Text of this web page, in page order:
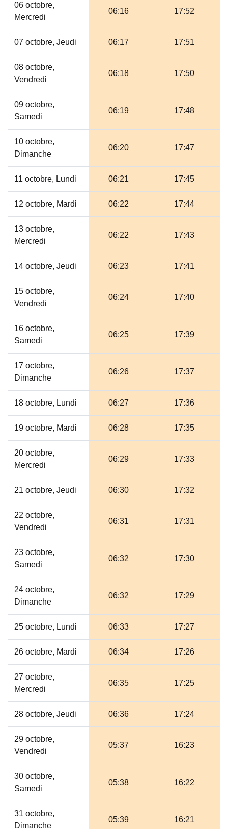
06 octobre,
Mercredi
06:16 17:52
07 octobre, Jeudi 06:17 17:51
08 octobre,
Vendredi
06:18 17:50
09 octobre,
Samedi
06:19 17:48
10 octobre,
Dimanche
06:20 17:47
11 octobre, Lundi 06:21 17:45
12 octobre, Mardi 06:22 17:44
13 octobre,
Mercredi
06:22 17:43
14 octobre, Jeudi 06:23 17:41
15 octobre,
Vendredi
06:24 17:40
16 octobre,
Samedi
06:25 17:39
17 octobre,
Dimanche
06:26 17:37
18 octobre, Lundi 06:27 17:36
19 octobre, Mardi 06:28 17:35
20 octobre,
Mercredi
06:29 17:33
21 octobre, Jeudi 06:30 17:32
22 octobre,
Vendredi
06:31 17:31
23 octobre,
Samedi
06:32 17:30
24 octobre,
Dimanche
06:32 17:29
25 octobre, Lundi 06:33 17:27
26 octobre, Mardi 06:34 17:26
27 octobre,
Mercredi
06:35 17:25
28 octobre, Jeudi 06:36 17:24
29 octobre,
Vendredi
05:37 16:23
30 octobre,
Samedi
05:38 16:22
31 octobre,
Dimanche
05:39 16:21